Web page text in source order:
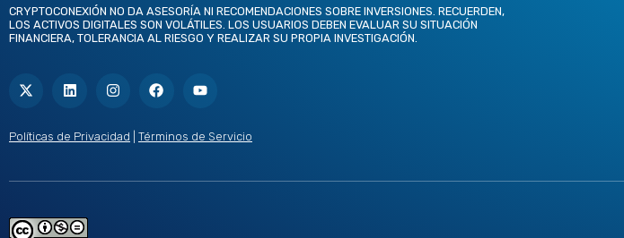
CRYPTOCONEXIÓN NO DA ASESORÍA NI RECOMENDACIONES SOBRE INVERSIONES. RECUERDEN,
LOS ACTIVOS DIGITALES SON VOLÁTILES. LOS USUARIOS DEBEN EVALUAR SU SITUACIÓN
FINANCIERA, TOLERANCIA AL RIESGO Y REALIZAR SU PROPIA INVESTIGACIÓN.
t
t
t
n
d
i
s
g
r
c
o
o
u
b
e
Políticas de Privacidad Términos de Servicio